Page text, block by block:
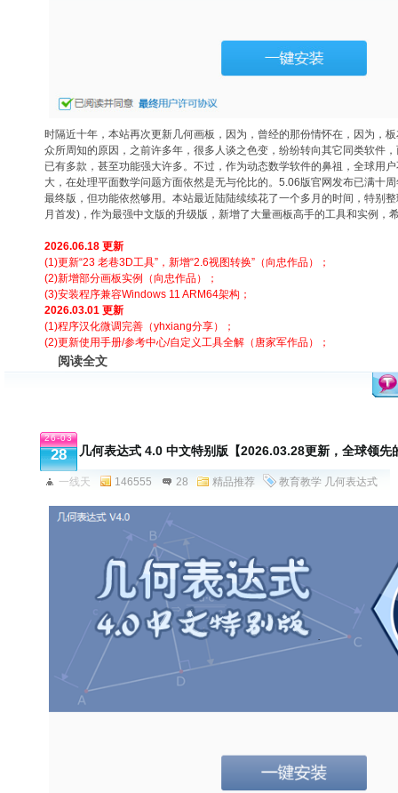
时隔近十年，本站再次更新几何画板，因为，曾经的那份情怀在，因为，
众所周知的原因，之前许多年，很多人谈之色变，纷纷转向其它同类软件
已有多款，甚至功能强大许多。不过，作为动态数学软件的鼻祖，全球用
大，在处理平面数学问题方面依然是无与伦比的。5.06版官网发布已满十
最终版，但功能依然够用。本站最近陆陆续续花了一个多月的时间，特别
月首发)，作为最强中文版的升级版，新增了大量画板高手的工具和实例，
2026.06.18 更新
(1)更新“23 老巷3D工具”，新增“2.6视图转换”（向忠作品）；
(2)新增部分画板实例（向忠作品）；
(3)安装程序兼容Windows 11 ARM64架构；
2026.03.01 更新
(1)程序汉化微调完善（yhxiang分享）；
(2)更新使用手册/参考中心/自定义工具全解（唐家军作品）
；
阅读全文
26-03
28 几何表达式 4.0 中文特别版【2026.03.28更新，全球领先
一线天 146555 28 精品推荐 教育教学 几何表达式